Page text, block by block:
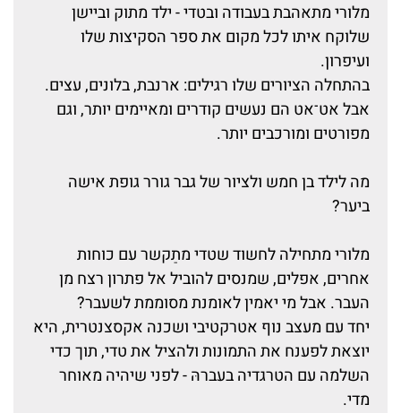
מלורי מתאהבת בעבודה ובטדי - ילד מתוק וביישן
שלוקח איתו לכל מקום את ספר הסקיצות שלו
ועיפרון.
בהתחלה הציורים שלו רגילים: ארנבת, בלונים, עצים.
אבל אט־אט הם נעשים קודרים ומאיימים יותר, וגם
מפורטים ומורכבים יותר.
מה לילד בן חמש ולציור של גבר גורר גופת אישה
ביער?
מלורי מתחילה לחשוד שטדי מתַקשר עם כוחות
אחרים, אפלים, שמנסים להוביל אל פתרון רצח מן
העבר. אבל מי יאמין לאומנת מסוממת לשעבר?
יחד עם מעצב נוף אטרקטיבי ושכנה אקסצנטרית, היא
יוצאת לפענח את התמונות ולהציל את טדי, תוך כדי
השלמה עם הטרגדיה בעברהּ - לפני שיהיה מאוחר
מדי.